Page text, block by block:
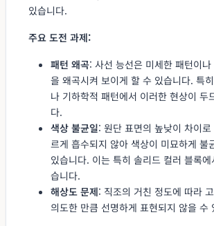
있습니다.
주요 도전 과제:
패턴 왜곡: 사선 능선은 미세한 패턴이
을 왜곡시켜 보이게 할 수 있습니다. 특
나 기하학적 패턴에서 이러한 현상이 두
다.
색상 불균일: 원단 표면의 높낮이 차이
르게 흡수되지 않아 색상이 미묘하게 불
있습니다. 이는 특히 솔리드 컬러 블록
습니다.
해상도 문제: 직조의 거친 정도에 따라
의도한 만큼 선명하게 표현되지 않을 수